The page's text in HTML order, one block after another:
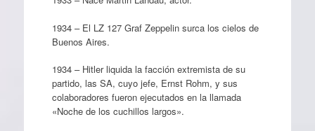
1934 – El LZ 127 Graf Zeppelin surca los cielos de
Buenos Aires.
1934 – Hitler liquida la facción extremista de su
partido, las SA, cuyo jefe, Ernst Rohm, y sus
colaboradores fueron ejecutados en la llamada
«Noche de los cuchillos largos».